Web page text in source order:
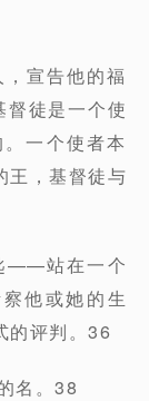
宣告他的福
徒是一个使
一个使者本
王，基督徒与
——站在一个
他或她的生
的评判。36
名。38